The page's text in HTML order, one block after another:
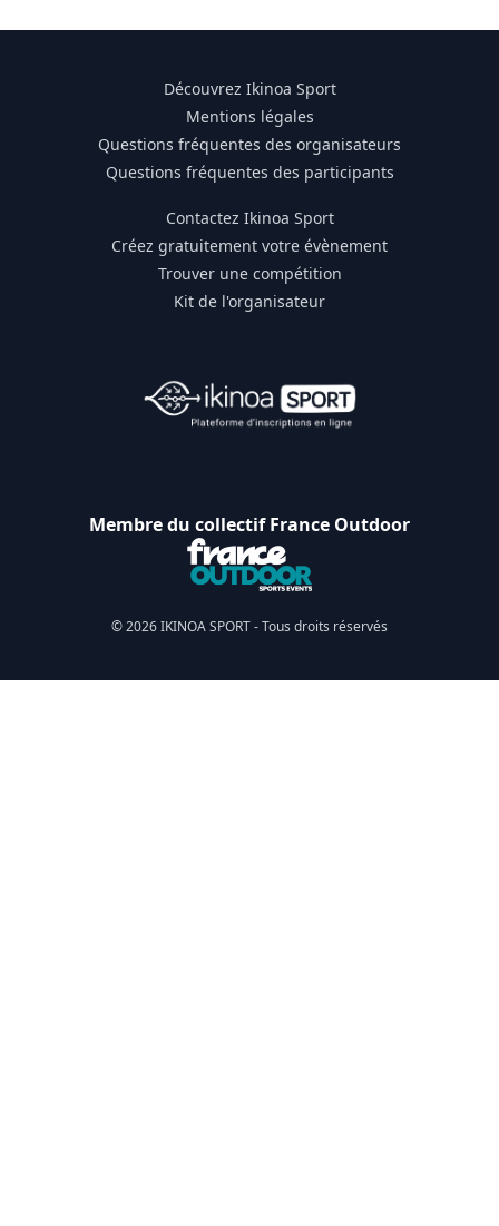
Découvrez Ikinoa Sport
Mentions légales
Questions fréquentes des organisateurs
Questions fréquentes des participants
Contactez Ikinoa Sport
Créez gratuitement votre évènement
Trouver une compétition
Kit de l'organisateur
Membre du collectif France Outdoor
© 2026 IKINOA SPORT - Tous droits réservés